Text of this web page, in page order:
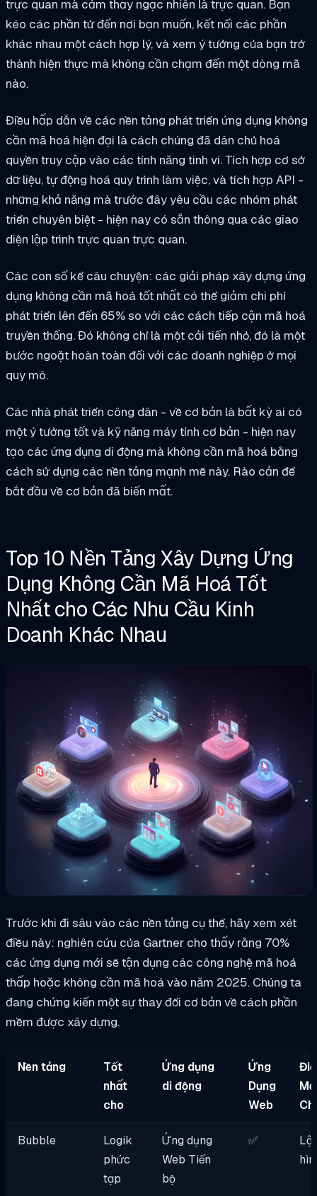
trực quan mà cảm thấy ngạc nhiên là trực quan. Bạn
kéo các phần tử đến nơi bạn muốn, kết nối các phần
khác nhau một cách hợp lý, và xem ý tưởng của bạn trở
thành hiện thực mà không cần chạm đến một dòng mã
nào.
Điều hấp dẫn về các nền tảng phát triển ứng dụng không
cần mã hoá hiện đại là cách chúng đã dân chủ hoá
quyền truy cập vào các tính năng tinh vi. Tích hợp cơ sở
dữ liệu, tự động hoá quy trình làm việc, và tích hợp API -
những khả năng mà trước đây yêu cầu các nhóm phát
triển chuyên biệt - hiện nay có sẵn thông qua các giao
diện lập trình trực quan trực quan.
Các con số kể câu chuyện: các giải pháp xây dựng ứng
dụng không cần mã hoá tốt nhất có thể giảm chi phí
phát triển lên đến 65% so với các cách tiếp cận mã hoá
truyền thống. Đó không chỉ là một cải tiến nhỏ, đó là một
bước ngoặt hoàn toàn đối với các doanh nghiệp ở mọi
quy mô.
Các nhà phát triển công dân - về cơ bản là bất kỳ ai có
một ý tưởng tốt và kỹ năng máy tính cơ bản - hiện nay
tạo các ứng dụng di động mà không cần mã hoá bằng
cách sử dụng các nền tảng mạnh mẽ này. Rào cản để
bắt đầu về cơ bản đã biến mất.
Top 10 Nền Tảng Xây Dựng Ứng
Dụng Không Cần Mã Hoá Tốt
Nhất cho Các Nhu Cầu Kinh
Doanh Khác Nhau
Trước khi đi sâu vào các nền tảng cụ thể, hãy xem xét
điều này: nghiên cứu của Gartner cho thấy rằng 70%
các ứng dụng mới sẽ tận dụng các công nghệ mã hoá
thấp hoặc không cần mã hoá vào năm 2025. Chúng ta
đang chứng kiến một sự thay đổi cơ bản về cách phần
mềm được xây dựng.
Nền tảng
Tốt
nhất
cho
Ứng dụng
di động
Ứng
Dụng
Web
Bubble
Logik
phức
tạp
Ứng dụng
Web Tiến
bộ
✅